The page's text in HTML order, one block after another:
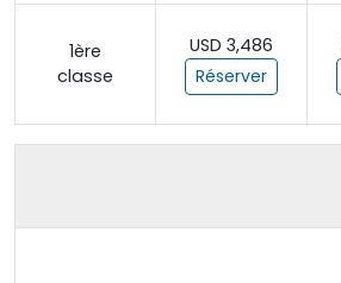
1ère
classe
USD 3,486
Réserver